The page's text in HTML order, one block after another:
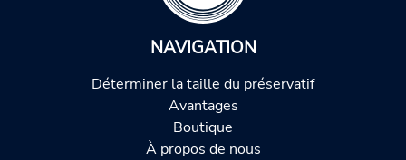
NAVIGATION
Déterminer la taille du préservatif
Avantages
Boutique
À propos de nous